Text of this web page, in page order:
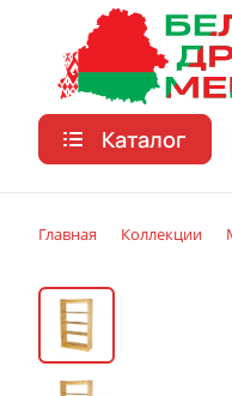
Каталог
Главная Коллекции